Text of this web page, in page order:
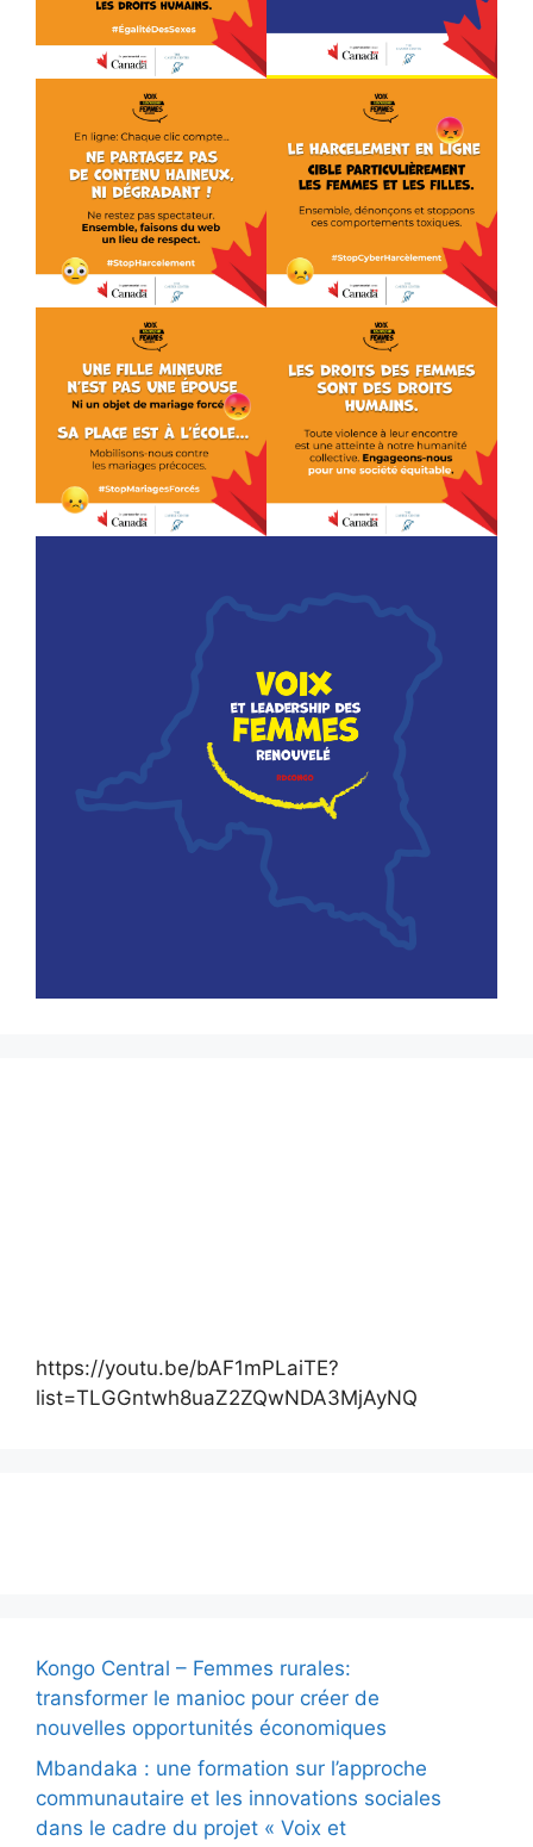
https://youtu.be/bAF1mPLaiTE?
list=TLGGntwh8uaZ2ZQwNDA3MjAyNQ
Kongo Central – Femmes rurales:
transformer le manioc pour créer de
nouvelles opportunités économiques
Mbandaka : une formation sur l’approche
communautaire et les innovations sociales
dans le cadre du projet « Voix et